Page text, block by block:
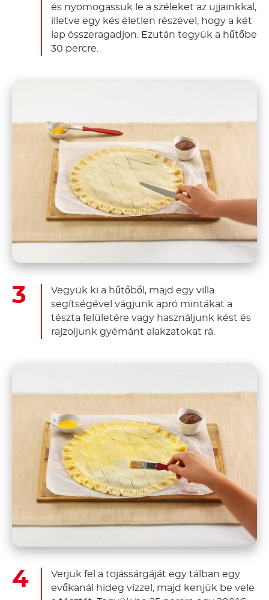
és nyomogassuk le a széleket az ujjainkkal,
illetve egy kés életlen részével, hogy a két
lap összeragadjon. Ezután tegyük a hűtőbe
30 percre.
Vegyük ki a hűtőből, majd egy villa
segítségével vágjunk apró mintákat a
tészta felületére vagy használjunk kést és
rajzoljunk gyémánt alakzatokat rá.
Verjük fel a tojássárgáját egy tálban egy
evőkanál hideg vízzel, majd kenjük be vele